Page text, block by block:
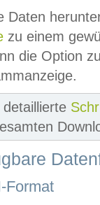
Daten
zu einem
die Option
detaillierte
Format